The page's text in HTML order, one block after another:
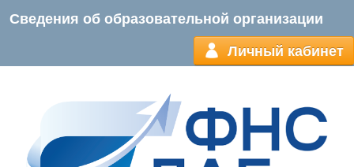
Сведения об образовательной организации
Личный кабинет